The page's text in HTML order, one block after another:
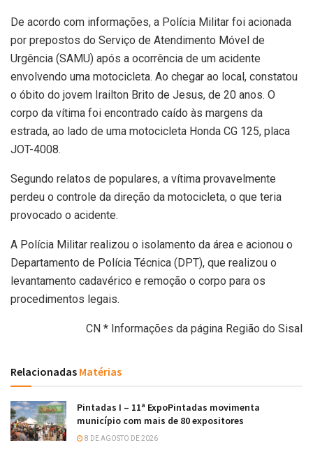
De acordo com informações, a Polícia Militar foi acionada
por prepostos do Serviço de Atendimento Móvel de
Urgência (SAMU) após a ocorrência de um acidente
envolvendo uma motocicleta. Ao chegar ao local, constatou
o óbito do jovem Irailton Brito de Jesus, de 20 anos. O
corpo da vítima foi encontrado caído às margens da
estrada, ao lado de uma motocicleta Honda CG 125, placa
JOT-4008.
Segundo relatos de populares, a vítima provavelmente
perdeu o controle da direção da motocicleta, o que teria
provocado o acidente.
A Polícia Militar realizou o isolamento da área e acionou o
Departamento de Polícia Técnica (DPT), que realizou o
levantamento cadavérico e remoção o corpo para os
procedimentos legais.
CN * Informações da página Região do Sisal
Relacionadas Matérias
Pintadas I – 11ª ExpoPintadas movimenta
município com mais de 80 expositores
8 DE AGOSTO DE 2026